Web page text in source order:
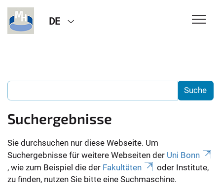
DE
Suchergebnisse
Sie durchsuchen nur diese Webseite. Um
Suchergebnisse für weitere Webseiten der Uni Bonn
, wie zum Beispiel die der Fakultäten
oder Institute,
zu finden, nutzen Sie bitte eine Suchmaschine.